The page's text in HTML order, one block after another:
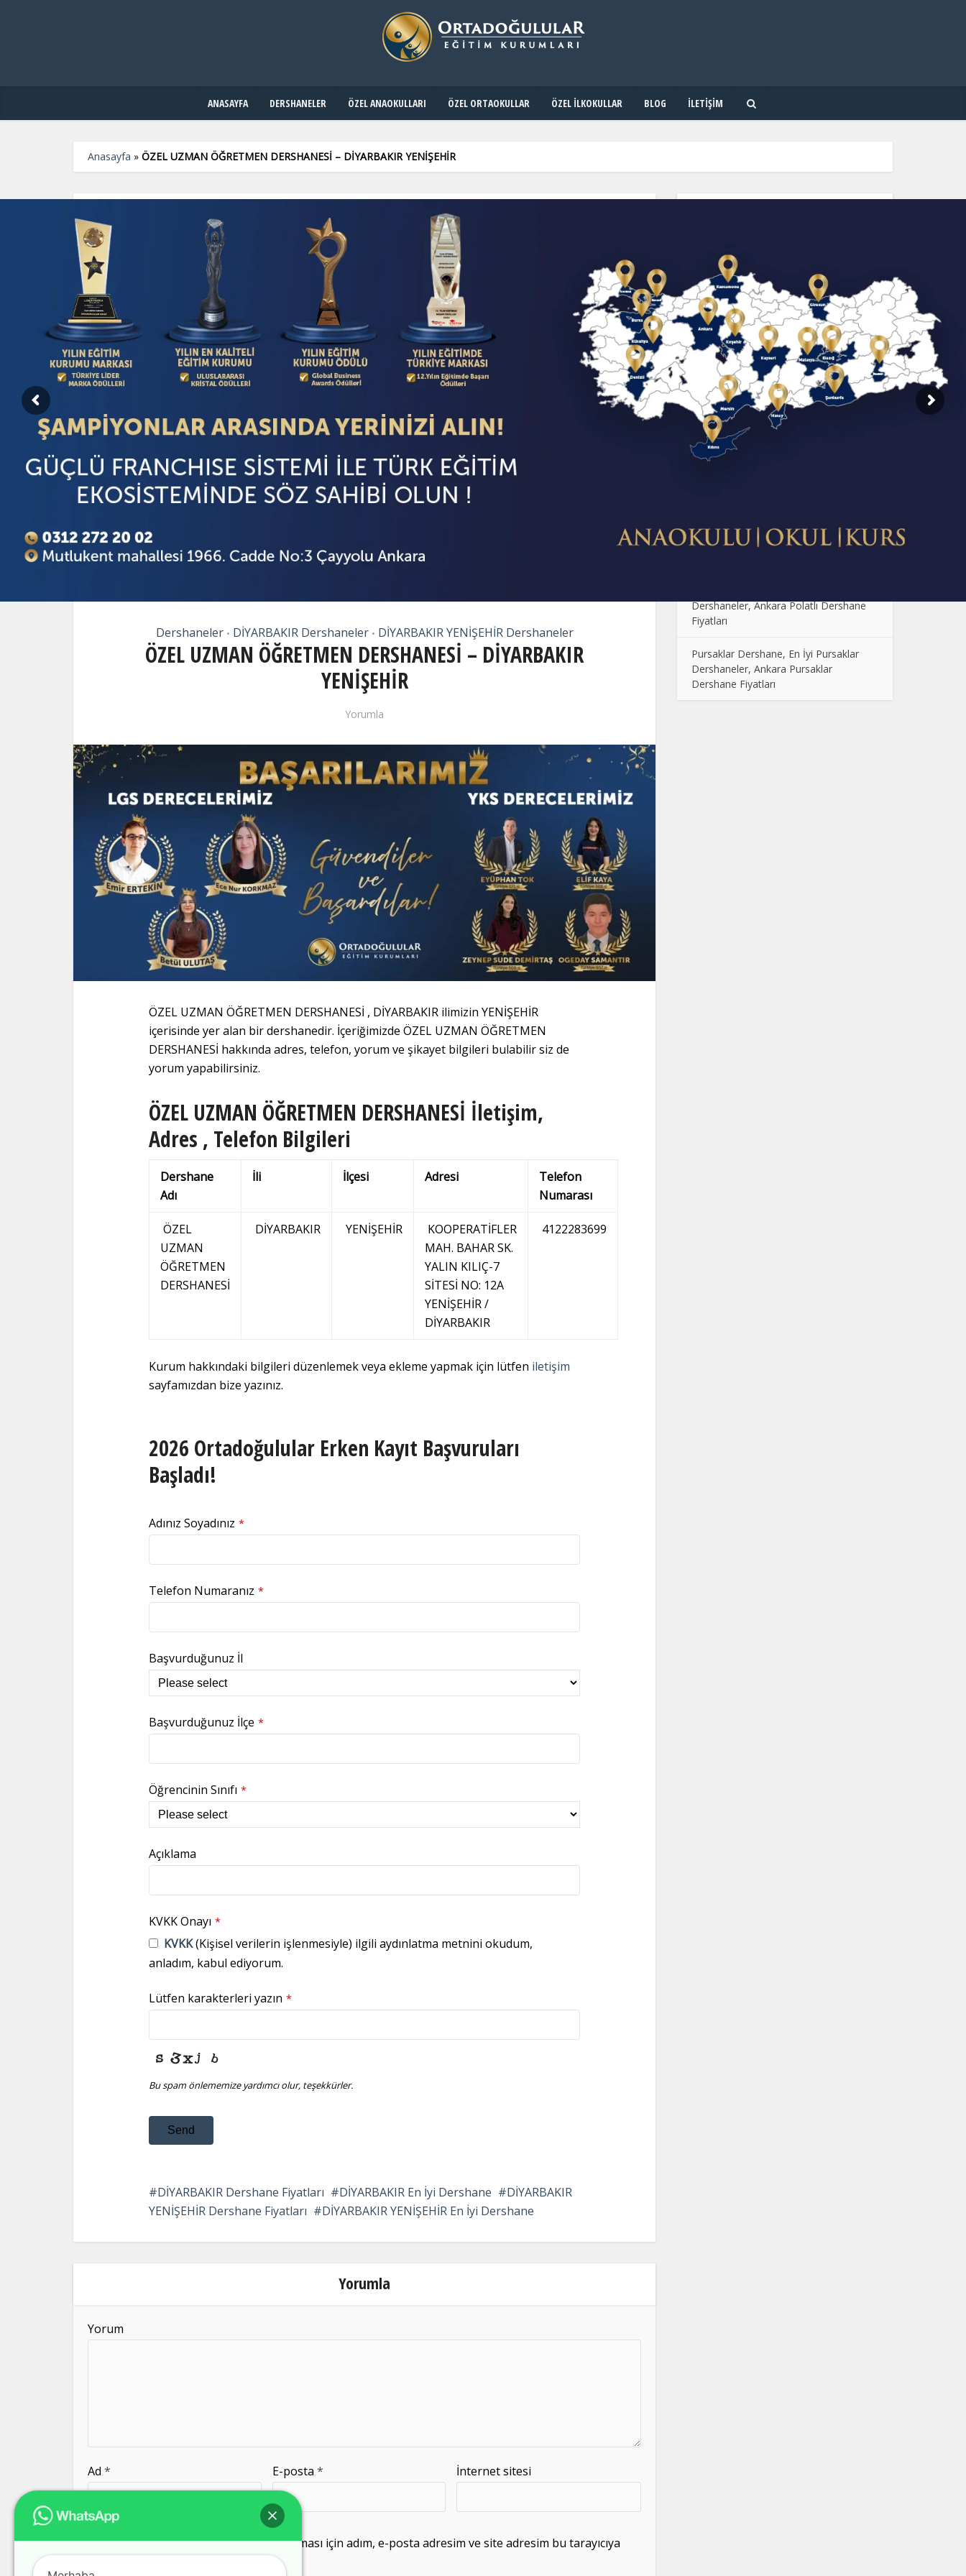
ANASAYFA DERSHANELER ÖZEL ANAOKULLARI ÖZEL ORTAOKULLAR ÖZEL İLKOKULLAR BLOG İLETIŞIM
Anasayfa » ÖZEL UZMAN ÖĞRETMEN DERSHANESİ – DİYARBAKIR YENİŞEHİR
Dershaneler • DİYARBAKIR Dershaneler • DİYARBAKIR YENİŞEHİR Dershaneler
ÖZEL UZMAN ÖĞRETMEN DERSHANESİ – DİYARBAKIR
YENİŞEHİR
Yorumla
ÖZEL UZMAN ÖĞRETMEN DERSHANESİ , DİYARBAKIR ilimizin YENİŞEHİR
içerisinde yer alan bir dershanedir. İçeriğimizde ÖZEL UZMAN ÖĞRETMEN
DERSHANESİ hakkında adres, telefon, yorum ve şikayet bilgileri bulabilir siz de
yorum yapabilirsiniz.
ÖZEL UZMAN ÖĞRETMEN DERSHANESİ İletişim,
Adres , Telefon Bilgileri
Dershane
Adı
İli İlçesi Adresi
Telefon
Numarası
ÖZEL
UZMAN
ÖĞRETMEN
DERSHANESİ
DİYARBAKIR YENİŞEHİR
KOOPERATİFLER
MAH. BAHAR SK.
YALIN KILIÇ-7
SİTESİ NO: 12A
YENİŞEHİR /
DİYARBAKIR
4122283699
Kurum hakkındaki bilgileri düzenlemek veya ekleme yapmak için lütfen iletişim
sayfamızdan bize yazınız.
2026 Ortadoğulular Erken Kayıt Başvuruları
Başladı!
Adınız Soyadınız *
Telefon Numaranız *
Başvurduğunuz İl
Başvurduğunuz İlçe *
Öğrencinin Sınıfı *
Açıklama
KVKK Onayı *
KVKK(Kişisel verilerin işlenmesiyle) ilgili aydınlatma metnini okudum,
anladım, kabul ediyorum.
Lütfen karakterleri yazın *
Bu spam önlememize yardımcı olur, teşekkürler.
Send
field
should
left
DİYARBAKIR Dershane Fiyatları DİYARBAKIR En İyi Dershane
DİYARBAKIR
YENİŞEHİR Dershane Fiyatları
DİYARBAKIR YENİŞEHİR En İyi Dershane
Yorumla
Yorum
Ad * E-posta * İnternet sitesi
Daha sonraki yorumlarımda kullanılması için adım, e-posta adresim ve site adresim bu tarayıcıya
SON EKLENENLER
Dershane Fiyatlarının Farklı Olmasının
Sebebi Nedir?
Çocuklarda Sosyal Becerilerin
Geliştirilmesi: Oyun ve Etkinlik Önerileri
Anaokulunda Günlük Rutinler: Çocukların
Kolej Seçimi Yaparken Dikkat Edilmesi
Dershaneler, Ankara Polatlı Dershane
Fiyatları
Pursaklar Dershane, En İyi Pursaklar
Dershaneler, Ankara Pursaklar
Dershane Fiyatları